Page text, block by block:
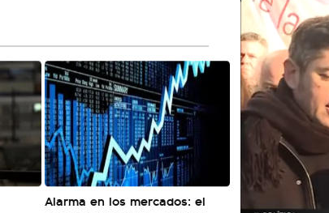
Alarma en los mercados: el